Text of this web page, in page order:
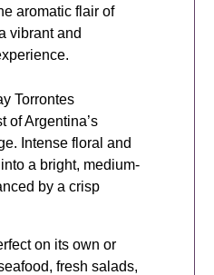
aromatic flair of
vibrant and
Torrontes
of Argentina’s
Intense floral and
a bright, medium-
by a crisp
on its own or
fresh salads,